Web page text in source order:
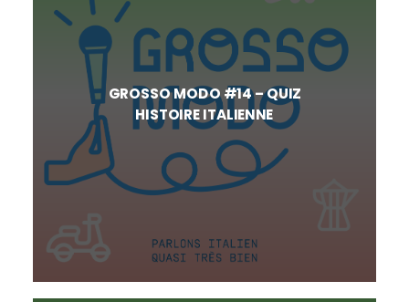
GROSSO MODO #14 – QUIZ
HISTOIRE ITALIENNE